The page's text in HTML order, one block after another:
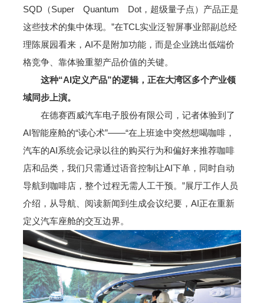
SQD（Super Quantum Dot，超级量子点）产品正是
这些技术的集中体现。”在TCL实业泛智屏事业部副总经
理陈展园看来，AI不是附加功能，而是企业跳出低端价
格竞争、靠体验重塑产品价值的关键。
这种“AI定义产品”的逻辑，正在大湾区多个产业领
域同步上演。
在德赛西威汽车电子股份有限公司，记者体验到了
AI智能座舱的“读心术”——“在上班途中突然想喝咖啡，
汽车的AI系统会记录以往的购买行为和偏好来推荐咖啡
店和品类，我们只需通过语音控制让AI下单，同时自动
导航到咖啡店，整个过程无需人工干预。”展厅工作人员
介绍，从导航、阅读新闻到生成会议纪要，AI正在重新
定义汽车座舱的交互边界。